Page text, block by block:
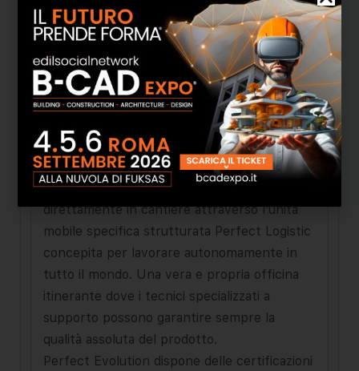
un sistema integrato di copertura continua
senza sovrapposizioni esterne, prodotto in
cantiere con innovativo giunto ermetico a
incastro antirisalita e con canale di sicurezza
drenante sempre attivo senza alcun
fissaggio meccanico esterno.
L’impianto di profilatura l’officina le
apparecchia­ture per il sollevamento e le
principali attrezzature vengono predisposte
direttamente in cantiere at­traverso l’unità
mobile specifica strutturata Per­fect Logistic
concepita per lavorare autonomamente in
tutto il mondo. Una vera e propria officina
itinerante dove i tec­nici specializzati a
supporto possono garantire sempre la
qualità assoluta del prodotto.
Perfect Evolution dispone delle certificazioni